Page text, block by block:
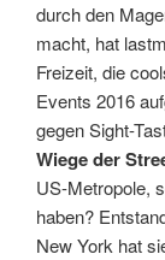
durch den
macht, hat
Freizeit, die
Events 2016
gegen Sight-
Wiege der
US-Metropole,
haben?
New York hat